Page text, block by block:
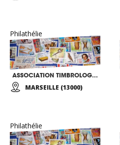
Philathélie
ASSOCIATION TIMBROLOGIQUE DU MIDI
MARSEILLE (13000)
Philathélie